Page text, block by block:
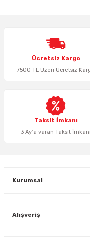
Ürün resmi kalitesiz,
Ürün açıklamasında
Ürün bilgilerinde hatalar
Bu ürüne benzer farklı
Ücretsiz Kargo
7500 TL Üzeri Ücretsiz
Taksit İmkanı
3 Ay’a varan Taksit İmkanı
Kurumsal
Alışveriş